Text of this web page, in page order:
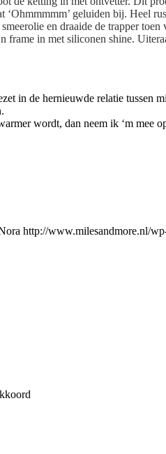
geluiden bij. Heel
en draaide de trapper
frame in met siliconen shine.
in de hernieuwde relatie tussen
wordt, dan neem ik ‘m mee
http://www.milesandmore.nl/